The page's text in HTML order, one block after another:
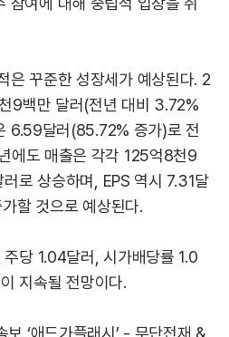
은 꾸준한 성장세가 예상된다. 2
9백만 달러(전년 대비 3.72%
6.59달러(85.72% 증가)로 전
에도 매출은 각각 125억8천9
로 상승하며, EPS 역시 7.31달
할 것으로 예상된다.
당 1.04달러, 시가배당률 1.0
지속될 전망이다.
‘애드가플래시’ - 무단전재 &